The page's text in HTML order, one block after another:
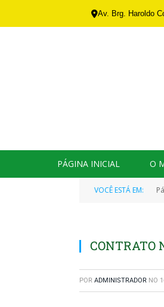
Av. Brg. Haroldo
PÁGINA INICIAL O
VOCÊ ESTÁ EM:
CONTRATO
POR ADMINISTRADOR NO